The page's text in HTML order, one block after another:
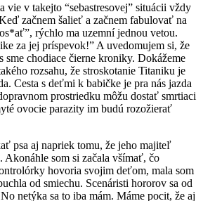
vie v takejto “sebastresovej” situácii vždy
začnem šalieť a začnem fabulovať na
rýchlo ma uzemní jednou vetou.
za jej príspevok!” A uvedomujem si, že
sme chodiace čierne kroniky. Dokážeme
rozsahu, že stroskotanie Titaniku je
Cesta s deťmi k babičke je pra nás jazda
prostriedku môžu dostať smrtiaci
ovocie parazity im budú rozožierať
psa aj napriek tomu, že jeho majiteľ
Akonáhle som si začala všímať, čo
hovoria svojim deťom, mala som
od smiechu. Scenáristi hororov sa od
netýka sa to iba mám. Máme pocit, že aj